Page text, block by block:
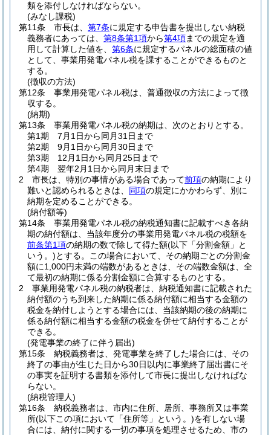
類を添付しなければならない。
(みなし課税)
第11条
市長は、 第7条に規定する申告書を提出しない納税
義務者にあっては、 第8条第1項から第4項までの規定を適
用して計算した値を、 第6条に規定するパネルの総面積の値
として、事業用発電パネル税を課することができるものと
する。
(徴収の方法)
第12条
事業用発電パネル税は、普通徴収の方法によって徴
収する。
(納期)
第13条
事業用発電パネル税の納期は、次のとおりとする。
第1期 7月1日から同月31日まで
第2期 9月1日から同月30日まで
第3期 12月1日から同月25日まで
第4期 翌年2月1日から同月末日まで
2
市長は、特別の事情がある場合であって前項の納期により
難いと認められるときは、 同項の規定にかかわらず、別に
納期を定めることができる。
(納付額等)
第14条
事業用発電パネル税の納税通知書に記載すべき各納
期の納付額は、当該年度分の事業用発電パネル税の税額を
前条第1項の納期の数で除して得た額(以下「分割金額」と
いう。)とする。
この場合において、その納期ごとの分割金
額に1,000円未満の端数があるときは、その端数金額は、全
て最初の納期に係る分割金額に合算するものとする。
2
事業用発電パネル税の納税者は、納税通知書に記載された
納付額のうち到来した納期に係る納付額に相当する金額の
税金を納付しようとする場合には、当該納期の後の納期に
係る納付額に相当する金額の税金を併せて納付することが
できる。
(発電事業の終了に伴う届出)
第15条
納税義務者は、発電事業を終了した場合には、その
終了の事由が生じた日から30日以内に事業終了届出書にそ
の事実を証明する書類を添付して市長に提出しなければな
らない。
(納税管理人)
第16条
納税義務者は、市内に住所、居所、事務所又は事業
所(以下この項において「住所等」という。)を有しない場
合には、納付に関する一切の事項を処理させるため、市の